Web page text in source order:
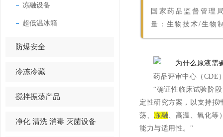
冻融设备
超低温冰箱
防爆安全
冷冻冷藏
搅拌振荡产品
净化 清洗 消毒 灭菌设备
国家药品监督管理
量：生物技术/生物
药品评审中心（CDE
“确证性临床试验阶
定性研究方案，以支持拟
荡、冻融、高温、氧化等
能力与适用性。"